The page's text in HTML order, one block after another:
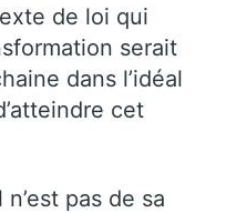
de loi qui
serait
dans l’idéal
cet
pas de sa